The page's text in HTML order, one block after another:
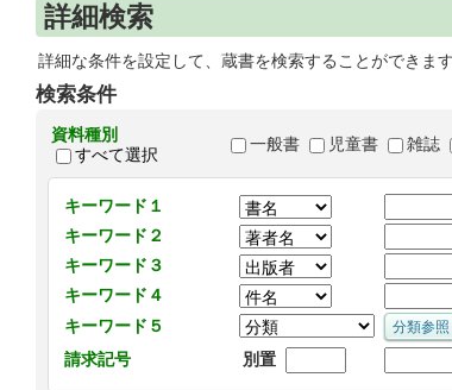
詳細検索
詳細な条件を設定して、蔵書を検索することができます
検索条件
資料種別
すべて選択
一般書 児童書 雑誌
キーワード１
キーワード２
キーワード３
キーワード４
キーワード５
請求記号
別置